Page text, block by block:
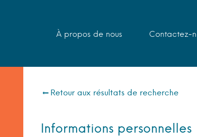
À propos de nous Contactez-
Retour aux résultats de recherche
Informations personnelles